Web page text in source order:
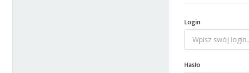
Login
Hasło